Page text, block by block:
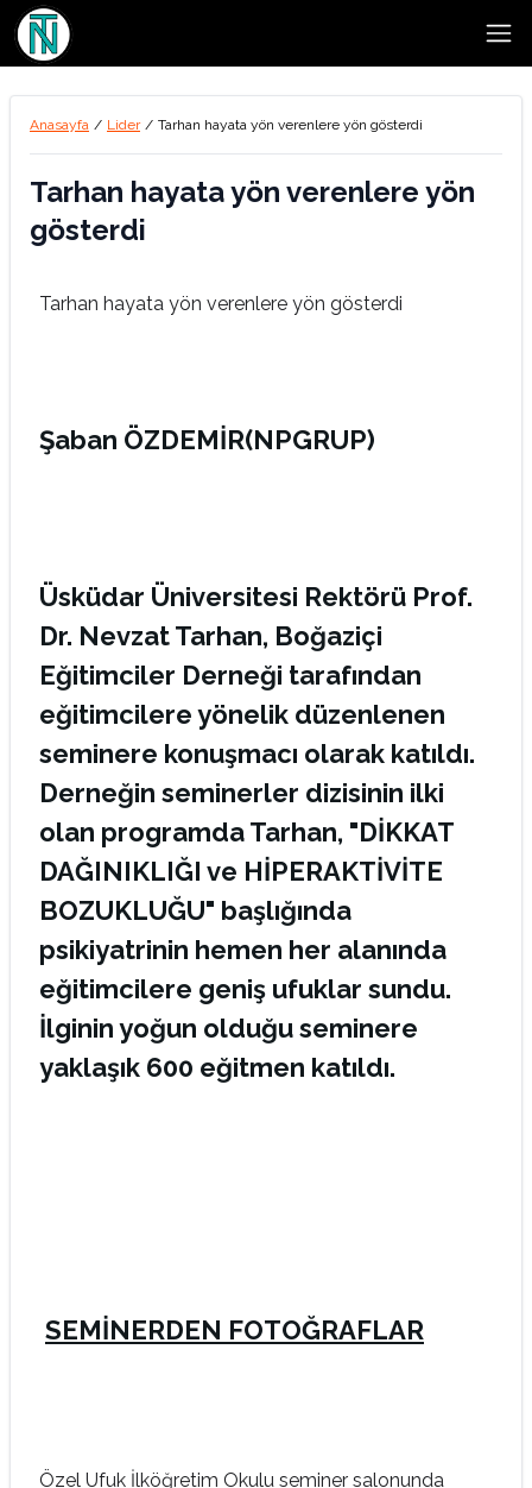
Anasayfa / Lider / Tarhan hayata yön verenlere yön gösterdi
Tarhan hayata yön verenlere yön
gösterdi
Tarhan hayata yön verenlere yön gösterdi
Şaban ÖZDEMİR(NPGRUP)
Üsküdar Üniversitesi Rektörü Prof.
Dr. Nevzat Tarhan, Boğaziçi
Eğitimciler Derneği tarafından
eğitimcilere yönelik düzenlenen
seminere konuşmacı olarak katıldı.
Derneğin seminerler dizisinin ilki
olan programda Tarhan, "DİKKAT
DAĞINIKLIĞI ve HİPERAKTİVİTE
BOZUKLUĞU" başlığında
psikiyatrinin hemen her alanında
eğitimcilere geniş ufuklar sundu.
İlginin yoğun olduğu seminere
yaklaşık 600 eğitmen katıldı.
SEMİNERDEN FOTOĞRAFLAR
Özel Ufuk İlköğretim Okulu seminer salonunda